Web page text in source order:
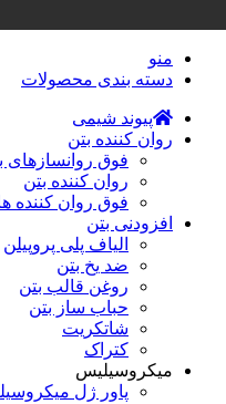
منو
دسته‌ بندی محصولات
پیوند شیمی
روان کننده بتن
فوق روانسازهای
روان کننده بتن
فوق روان کننده
افزودنی بتن
الیاف پلی پروپیلن
ضد یخ بتن
روغن قالب بتن
حباب ساز بتن
شاتکریت
کتراک
میکروسیلیس
پاور ژل